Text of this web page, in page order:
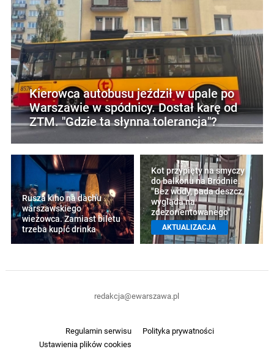
Kierowca autobusu jeździł w upale po
Warszawie w spódnicy. Dostał karę od
ZTM. "Gdzie ta słynna tolerancja"?
Rusza kino na dachu
warszawskiego
wieżowca. Zamiast biletu
trzeba kupić drinka
Kot przypięty na smyczy
do balkonu na Bródnie.
"Bez wody, pada deszcz,
wygląda na
zdezorientowanego"
AKTUALIZACJA
Regulamin serwisu
Polityka prywatności
Ustawienia plików cookies
redakcja@ewarszawa.pl